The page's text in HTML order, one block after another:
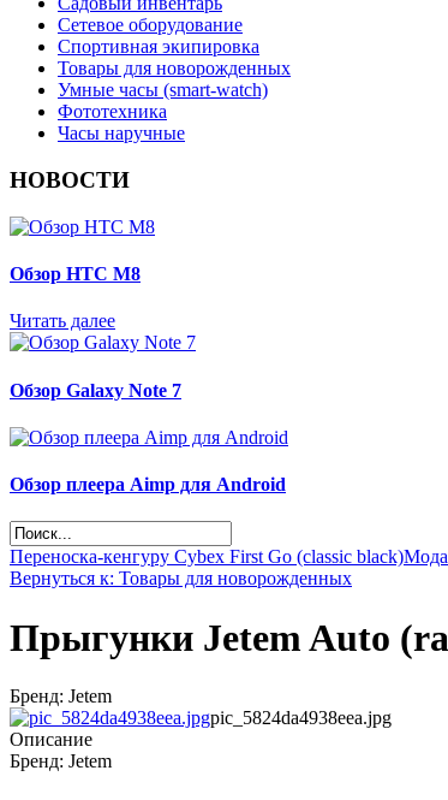
Сетевое оборудование
Спортивная экипировка
Товары для новорожденных
Умные часы (smart-watch)
Фототехника
Часы наручные
НОВОСТИ
Обзор НТС М8
Читать далее
Обзор Galaxy Note 7
Обзор плеера Aimp для Android
Переноска-кенгуру Cybex First Go (classic black)Мода
Вернуться к: Товары для новорожденных
Прыгунки Jetem Auto
Бренд: Jetem
pic_5824da4938eea.jpg
Описание
Бренд: Jetem